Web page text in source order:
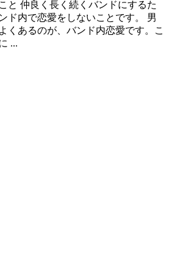
と 仲良く長く続くバンドにするた
ド内で恋愛をしないことです。 男
くあるのが、バンド内恋愛です。こ
...